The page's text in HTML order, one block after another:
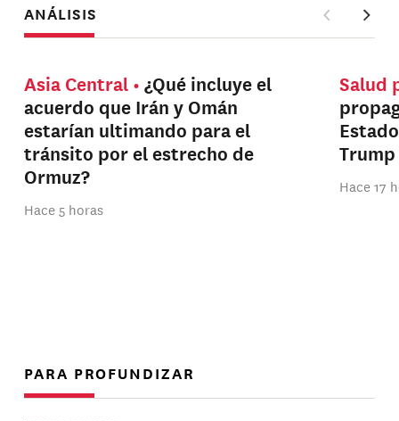
ANÁLISIS
Asia Central
¿Qué incluye el
acuerdo que Irán y Omán
estarían ultimando para el
tránsito por el estrecho de
Ormuz?
Hace 5 horas
Salud
Trump
Hace 17
PARA PROFUNDIZAR